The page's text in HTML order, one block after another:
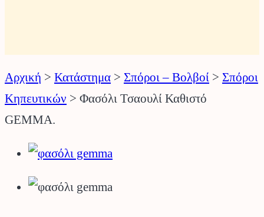
Αρχική > Κατάστημα > Σπόροι – Βολβοί > Σπόροι
Κηπευτικών > Φασόλι Τσαουλί Καθιστό
GEMMA.